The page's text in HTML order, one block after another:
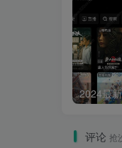
评论 抢